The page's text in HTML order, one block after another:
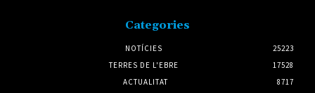
Categories
NOTÍCIES
25223
TERRES DE L'EBRE
17528
ACTUALITAT
8717